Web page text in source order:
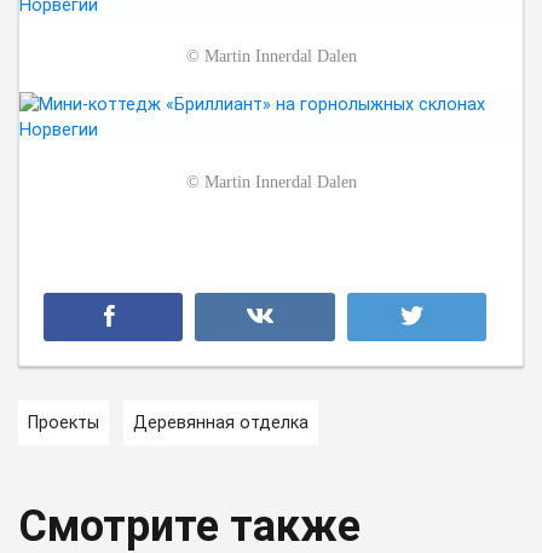
© Martin Innerdal Dalen
© Martin Innerdal Dalen
Проекты Деревянная отделка
Смотрите также